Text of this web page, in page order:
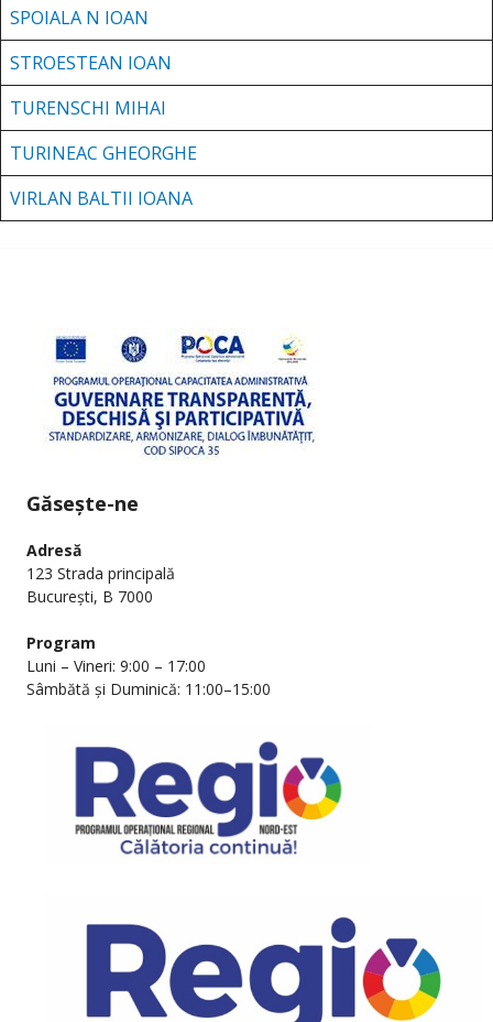
SPOIALA N IOAN
STROESTEAN IOAN
TURENSCHI MIHAI
TURINEAC GHEORGHE
VIRLAN BALTII IOANA
Găsește-ne
Adresă
123 Strada principală
București, B 7000
Program
Luni – Vineri: 9:00 – 17:00
Sâmbătă și Duminică: 11:00–15:00